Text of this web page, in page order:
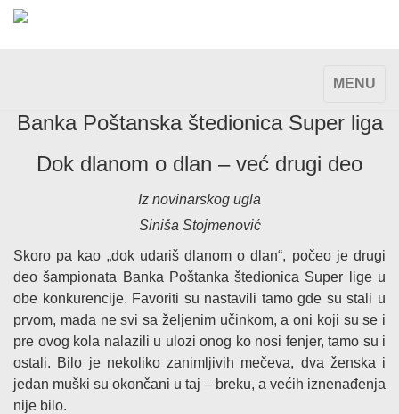
TOGGLE
MENU
Banka Poštanska štedionica Super liga
Dok dlanom o dlan – već drugi deo
Iz novinarskog ugla
Siniša Stojmenović
Skoro pa kao „dok udariš dlanom o dlan“, počeo je drugi
deo šampionata Banka Poštanka štedionica Super lige u
obe konkurencije. Favoriti su nastavili tamo gde su stali u
prvom, mada ne svi sa željenim učinkom, a oni koji su se i
pre ovog kola nalazili u ulozi onog ko nosi fenjer, tamo su i
ostali. Bilo je nekoliko zanimljivih mečeva, dva ženska i
jedan muški su okončani u taj – breku, a većih iznenađenja
nije bilo.